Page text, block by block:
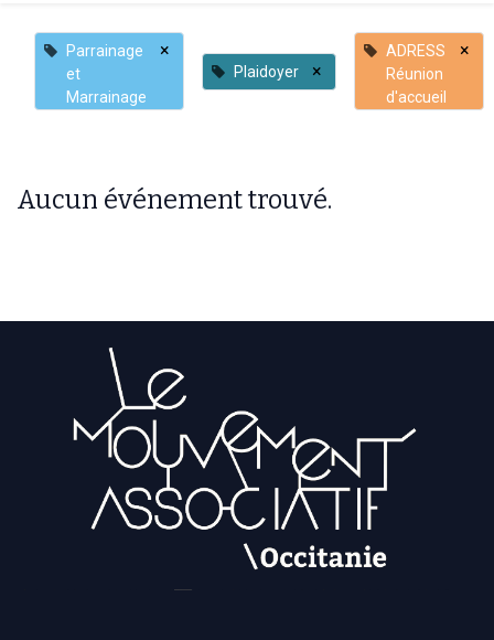
Parrainage
et
Marrainage
×
Plaidoyer ×
ADRESS
Réunion
d'accueil
×
Aucun événement trouvé.